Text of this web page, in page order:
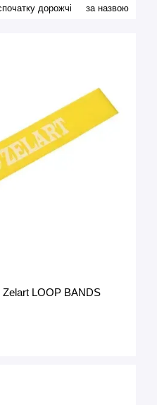
дорожчі за назвою
Zelart LOOP BANDS